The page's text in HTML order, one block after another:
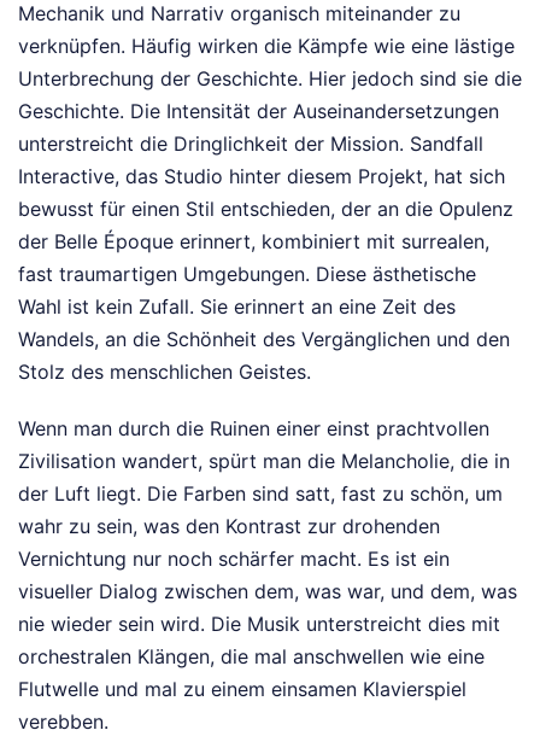
Mechanik und Narrativ organisch miteinander zu
verknüpfen. Häufig wirken die Kämpfe wie eine lästige
Unterbrechung der Geschichte. Hier jedoch sind sie die
Geschichte. Die Intensität der Auseinandersetzungen
unterstreicht die Dringlichkeit der Mission. Sandfall
Interactive, das Studio hinter diesem Projekt, hat sich
bewusst für einen Stil entschieden, der an die Opulenz
der Belle Époque erinnert, kombiniert mit surrealen,
fast traumartigen Umgebungen. Diese ästhetische
Wahl ist kein Zufall. Sie erinnert an eine Zeit des
Wandels, an die Schönheit des Vergänglichen und den
Stolz des menschlichen Geistes.
Wenn man durch die Ruinen einer einst prachtvollen
Zivilisation wandert, spürt man die Melancholie, die in
der Luft liegt. Die Farben sind satt, fast zu schön, um
wahr zu sein, was den Kontrast zur drohenden
Vernichtung nur noch schärfer macht. Es ist ein
visueller Dialog zwischen dem, was war, und dem, was
nie wieder sein wird. Die Musik unterstreicht dies mit
orchestralen Klängen, die mal anschwellen wie eine
Flutwelle und mal zu einem einsamen Klavierspiel
verebben.